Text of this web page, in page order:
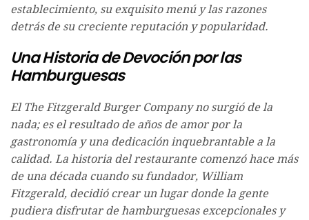
establecimiento, su exquisito menú y las razones
detrás de su creciente reputación y popularidad.
Una Historia de Devoción por las
Hamburguesas
El The Fitzgerald Burger Company no surgió de la
nada; es el resultado de años de amor por la
gastronomía y una dedicación inquebrantable a la
calidad. La historia del restaurante comenzó hace más
de una década cuando su fundador, William
Fitzgerald, decidió crear un lugar donde la gente
pudiera disfrutar de hamburguesas excepcionales y